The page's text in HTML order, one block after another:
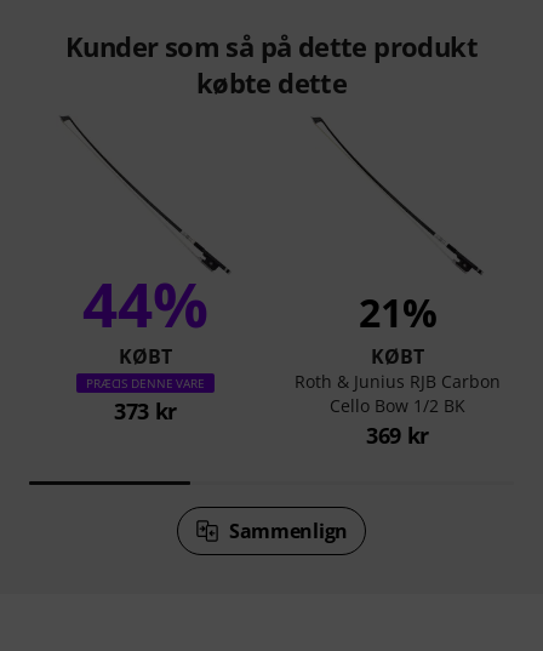
Kunder som så på dette produkt
købte dette
44%
KØBT
PRÆCIS DENNE VARE
373 kr
21%
KØBT
Roth & Junius RJB Carbon
Cello Bow 1/2 BK
369 kr
Sammenlign